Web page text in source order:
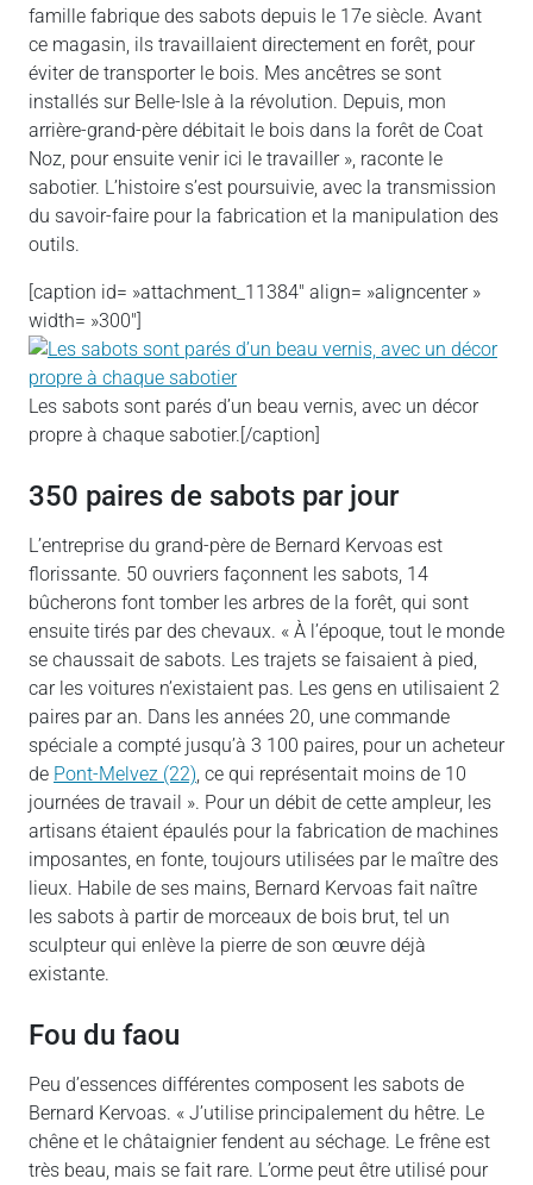
famille fabrique des sabots depuis le 17e siècle. Avant
ce magasin, ils travaillaient directement en forêt, pour
éviter de transporter le bois. Mes ancêtres se sont
installés sur Belle-Isle à la révolution. Depuis, mon
arrière-grand-père débitait le bois dans la forêt de Coat
Noz, pour ensuite venir ici le travailler », raconte le
sabotier. L’histoire s’est poursuivie, avec la transmission
du savoir-faire pour la fabrication et la manipulation des
outils.
[caption id= »attachment_11384″ align= »aligncenter »
width= »300″]
Les sabots sont parés d’un beau vernis, avec un décor
propre à chaque sabotier.[/caption]
350 paires de sabots par jour
L’entreprise du grand-père de Bernard Kervoas est
florissante. 50 ouvriers façonnent les sabots, 14
bûcherons font tomber les arbres de la forêt, qui sont
ensuite tirés par des chevaux. « À l’époque, tout le monde
se chaussait de sabots. Les trajets se faisaient à pied,
car les voitures n’existaient pas. Les gens en utilisaient 2
paires par an. Dans les années 20, une commande
spéciale a compté jusqu’à 3 100 paires, pour un acheteur
de Pont-Melvez (22) , ce qui représentait moins de 10
journées de travail ». Pour un débit de cette ampleur, les
artisans étaient épaulés pour la fabrication de machines
imposantes, en fonte, toujours utilisées par le maître des
lieux. Habile de ses mains, Bernard Kervoas fait naître
les sabots à partir de morceaux de bois brut, tel un
sculpteur qui enlève la pierre de son œuvre déjà
existante.
Fou du faou
Peu d’essences différentes composent les sabots de
Bernard Kervoas. « J’utilise principalement du hêtre. Le
chêne et le châtaignier fendent au séchage. Le frêne est
très beau, mais se fait rare. L’orme peut être utilisé pour